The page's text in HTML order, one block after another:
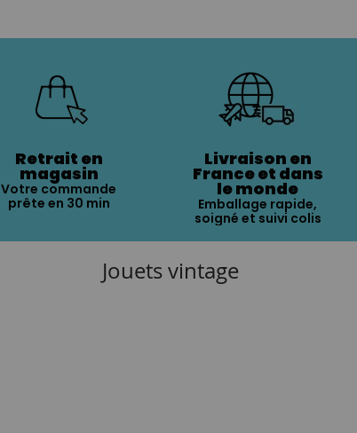
Retrait en
magasin
Votre commande
prête en 30 min
Livraison en
France et dans
le monde
Emballage rapide,
soigné et suivi colis
Jouets vintage